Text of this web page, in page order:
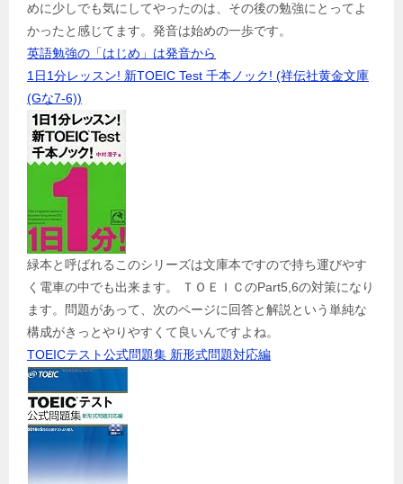
めに少しでも気にしてやったのは、その後の勉強にとってよ
かったと感じてます。発音は始めの一歩です。
英語勉強の「はじめ」は発音から
1日1分レッスン! 新TOEIC Test 千本ノック! (祥伝社黄金文庫
(Gな7-6))
緑本と呼ばれるこのシリーズは文庫本ですので持ち運びやす
く電車の中でも出来ます。 ＴＯＥＩＣのPart5,6の対策になり
ます。問題があって、次のページに回答と解説という単純な
構成がきっとやりやすくて良いんですよね。
TOEICテスト公式問題集 新形式問題対応編